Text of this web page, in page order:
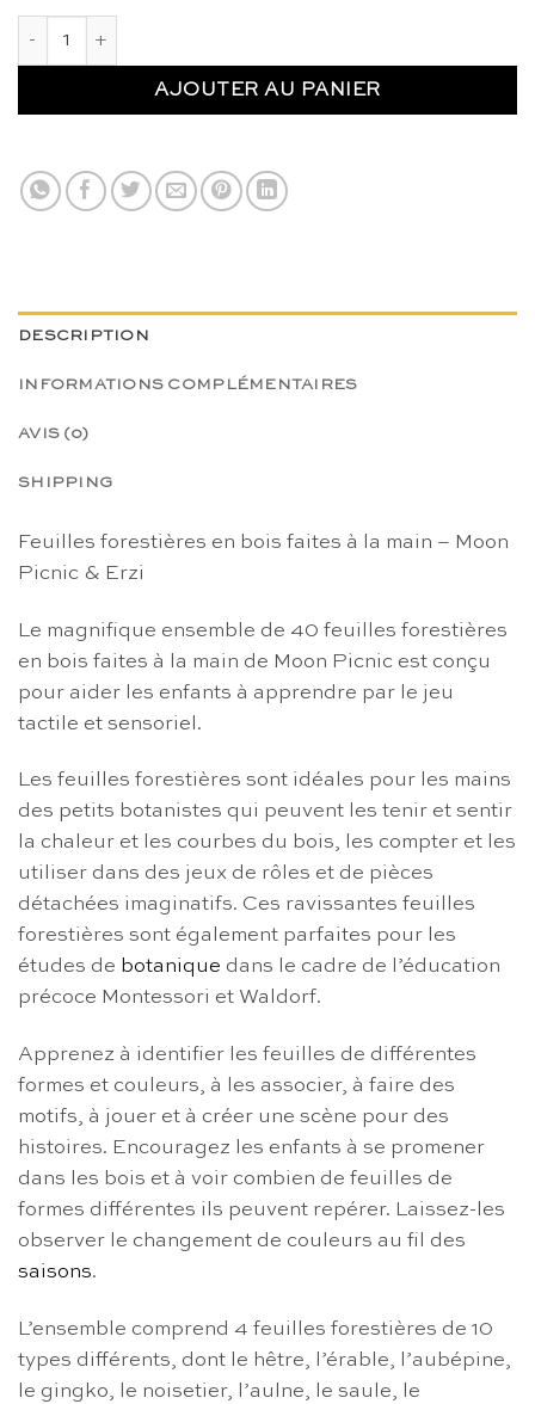
AJOUTER AU PANIER
DESCRIPTION
INFORMATIONS COMPLÉMENTAIRES
AVIS (0)
SHIPPING
Feuilles forestières en bois faites à la main – Moon
Picnic & Erzi
Le magnifique ensemble de 40 feuilles forestières
en bois faites à la main de Moon Picnic est conçu
pour aider les enfants à apprendre par le jeu
tactile et sensoriel.
Les feuilles forestières sont idéales pour les mains
des petits botanistes qui peuvent les tenir et sentir
la chaleur et les courbes du bois, les compter et les
utiliser dans des jeux de rôles et de pièces
détachées imaginatifs. Ces ravissantes feuilles
forestières sont également parfaites pour les
études de botanique dans le cadre de l’éducation
précoce Montessori et Waldorf.
Apprenez à identifier les feuilles de différentes
formes et couleurs, à les associer, à faire des
motifs, à jouer et à créer une scène pour des
histoires. Encouragez les enfants à se promener
dans les bois et à voir combien de feuilles de
formes différentes ils peuvent repérer. Laissez-les
observer le changement de couleurs au fil des
saisons.
L’ensemble comprend 4 feuilles forestières de 10
types différents, dont le hêtre, l’érable, l’aubépine,
le gingko, le noisetier, l’aulne, le saule, le